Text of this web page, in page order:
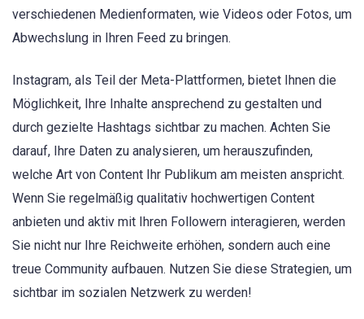
verschiedenen Medienformaten, wie Videos oder Fotos, um
Abwechslung in Ihren Feed zu bringen.
Instagram, als Teil der Meta-Plattformen, bietet Ihnen die
Möglichkeit, Ihre Inhalte ansprechend zu gestalten und
durch gezielte Hashtags sichtbar zu machen. Achten Sie
darauf, Ihre Daten zu analysieren, um herauszufinden,
welche Art von Content Ihr Publikum am meisten anspricht.
Wenn Sie regelmäßig qualitativ hochwertigen Content
anbieten und aktiv mit Ihren Followern interagieren, werden
Sie nicht nur Ihre Reichweite erhöhen, sondern auch eine
treue Community aufbauen. Nutzen Sie diese Strategien, um
sichtbar im sozialen Netzwerk zu werden!